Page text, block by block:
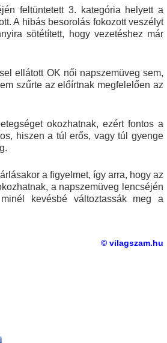
feltüntetett 3. kategória helyett a
A hibás besorolás fokozott veszélyt
sötétített, hogy vezetéshez már
ellátott OK női napszemüveg sem,
szűrte az előírtnak megfelelően az
okozhatnak, ezért fontos a
hiszen a túl erős, vagy túl gyenge
a figyelmet, így arra, hogy az
a napszemüveg lencséjén
kevésbé változtassák meg a
© vilagszam.hu